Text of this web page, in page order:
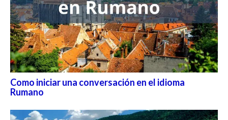
Como iniciar una conversación en el idioma
Rumano